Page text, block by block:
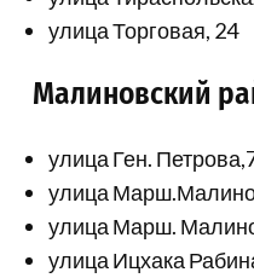
улица Торговая, 24
Малиновский
улица Ген.
улица
улица Марш.
улица Ицхака